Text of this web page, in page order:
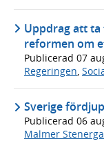
Uppdrag att
reformen om
Publicerad 07
Regeringen
Sverige
Publicerad 06
Malmer